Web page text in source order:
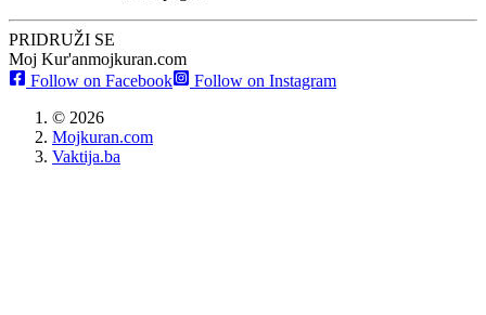
PRIDRUŽI SE
Moj Kur'anmojkuran.com
Follow on Facebook
Follow on Instagram
© 2026
Mojkuran.com
Vaktija.ba